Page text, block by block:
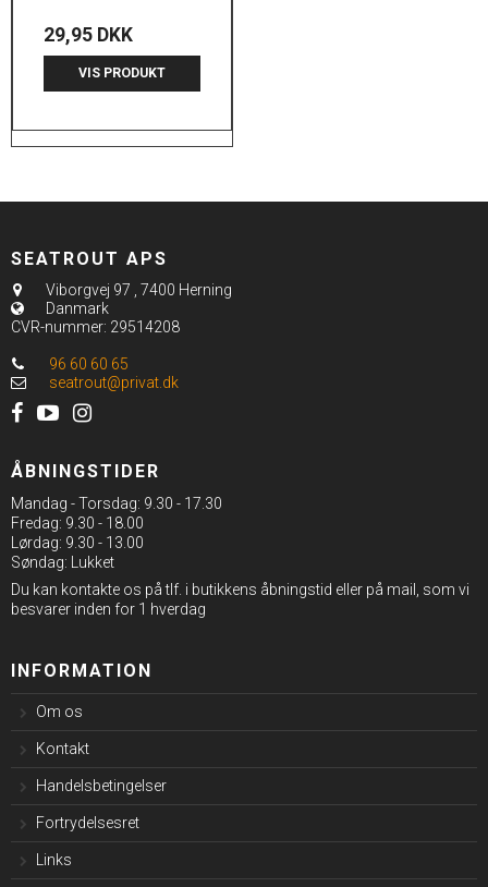
29,95 DKK
VIS PRODUKT
SEATROUT APS
Viborgvej 97
7400 Herning
Danmark
CVR-nummer: 29514208
96 60 60 65
seatrout@privat.dk
ÅBNINGSTIDER
Mandag - Torsdag: 9.30 - 17.30
Fredag: 9.30 - 18.00
Lørdag: 9.30 - 13.00
Søndag: Lukket
Du kan kontakte os på tlf. i butikkens åbningstid eller på mail, som vi
besvarer inden for 1 hverdag
INFORMATION
Om os
Kontakt
Handelsbetingelser
Fortrydelsesret
Links